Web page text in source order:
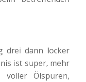
drei dann locker
ist super, mehr
Ölspuren,